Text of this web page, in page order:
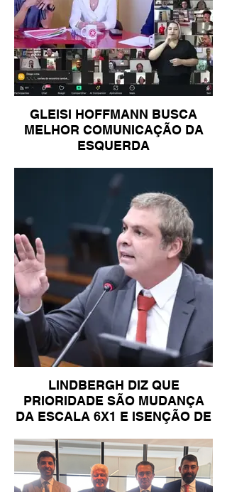
GLEISI HOFFMANN BUSCA
MELHOR COMUNICAÇÃO DA
ESQUERDA
LINDBERGH DIZ QUE
PRIORIDADE SÃO MUDANÇA
DA ESCALA 6X1 E ISENÇÃO DE